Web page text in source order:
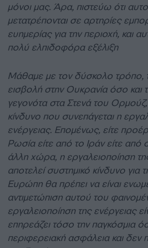
μόνοι μας. Άρα, πιστεύω ότι
μετατρέπονται σε αρτηρίες
ευημερίας για την περιοχή, και
πολύ ελπιδοφόρα εξέλιξη
Μάθαμε με τον δύσκολο τρόπο,
εισβολή στην Ουκρανία όσο και
γεγονότα στα Στενά του Ορμούζ,
κίνδυνο που συνεπάγεται η
ενέργειας. Επομένως, είτε
Ρωσία είτε από το Ιράν είτε από
άλλη χώρα, η εργαλειοποίηση
αποτελεί συστημικό κίνδυνο
Ευρώπη θα πρέπει να είναι
αντιμετώπιση αυτού του
εργαλειοποίηση της ενέργειας
επηρεάζει τόσο την παγκόσμια
περιφερειακή ασφάλεια και δεν